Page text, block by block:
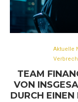
Aktuelle
TEAM
VON
DURCH